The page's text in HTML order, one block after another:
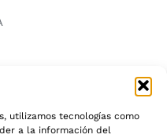
utilizamos tecnologías como
a la información del